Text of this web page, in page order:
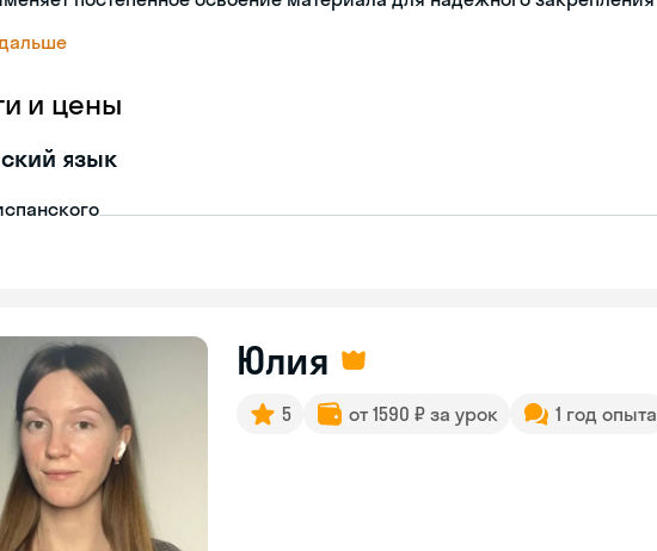
и цены
язык
Юлия
5 от 1590 ₽ за урок 1 год опыта